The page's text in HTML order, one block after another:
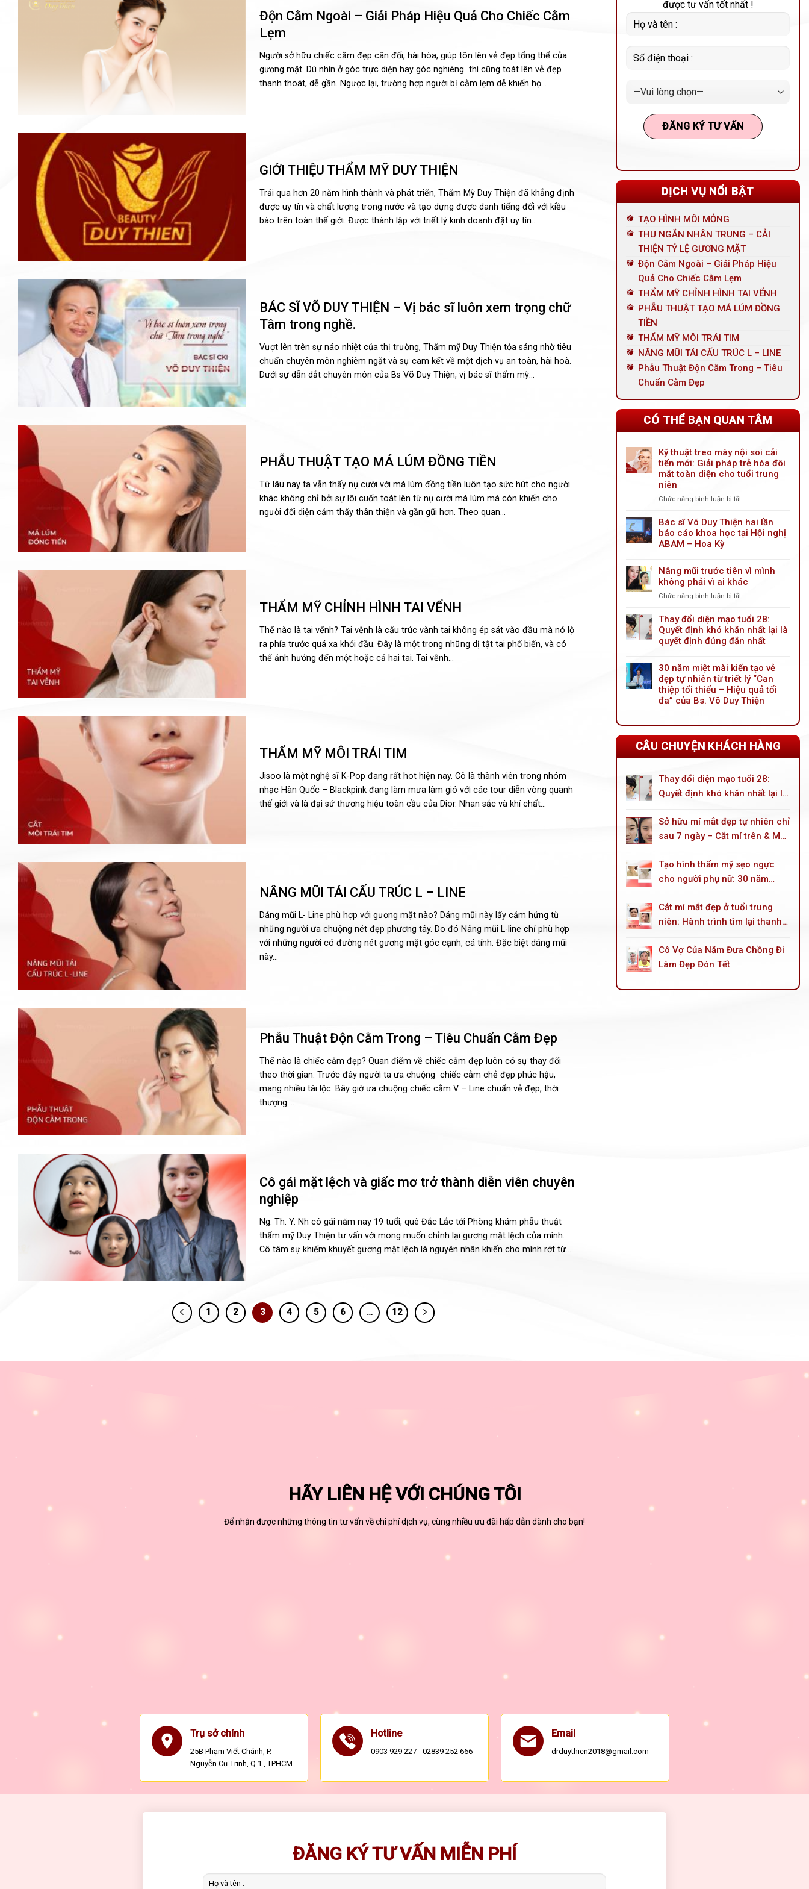
Độn Cằm Ngoài – Giải Pháp Hiệu Quả Cho Chiếc Cằm
Lẹm
Người sở hữu chiếc cằm đẹp cân đối, hài hòa, giúp tôn lên vẻ đẹp tổng thể của
gương mặt. Dù nhìn ở góc trực diện hay góc nghiêng thì cũng toát lên vẻ đẹp
thanh thoát, dễ gần. Ngược lại, trường hợp người bị cằm lẹm dễ khiến họ...
GIỚI THIỆU THẨM MỸ DUY THIỆN
Trải qua hơn 20 năm hình thành và phát triển, Thẩm Mỹ Duy Thiện đã khẳng định
được uy tín và chất lượng trong nước và tạo dựng được danh tiếng đối với kiều
bào trên toàn thế giới. Được thành lập với triết lý kinh doanh đặt uy tín...
BÁC SĨ VÕ DUY THIỆN – Vị bác sĩ luôn xem trọng chữ
Tâm trong nghề.
Vượt lên trên sự náo nhiệt của thị trường, Thẩm mỹ Duy Thiện tỏa sáng nhờ tiêu
chuẩn chuyên môn nghiêm ngặt và sự cam kết về một dịch vụ an toàn, hài hoà.
Dưới sự dẫn dắt chuyên môn của Bs Võ Duy Thiện, vị bác sĩ thẩm mỹ...
PHẪU THUẬT TẠO MÁ LÚM ĐỒNG TIỀN
Từ lâu nay ta vẫn thấy nụ cười với má lúm đồng tiền luôn tạo sức hút cho người
khác không chỉ bởi sự lôi cuốn toát lên từ nụ cười má lúm mà còn khiến cho
người đối diện cảm thấy thân thiện và gần gũi hơn. Theo quan...
THẨM MỸ CHỈNH HÌNH TAI VỂNH
Thế nào là tai vểnh? Tai vễnh là cấu trúc vành tai không ép sát vào đầu mà nó lộ
ra phía trước quá xa khỏi đầu. Đây là một trong những dị tật tai phổ biến, và có
thể ảnh hưởng đến một hoặc cả hai tai. Tai vễnh...
THẨM MỸ MÔI TRÁI TIM
Jisoo là một nghệ sĩ K-Pop đang rất hot hiện nay. Cô là thành viên trong nhóm
nhạc Hàn Quốc – Blackpink đang làm mưa làm gió với các tour diễn vòng quanh
thế giới và là đại sứ thương hiệu toàn cầu của Dior. Nhan sắc và khí chất...
NÂNG MŨI TÁI CẤU TRÚC L – LINE
Dáng mũi L- Line phù hợp với gương mặt nào? Dáng mũi này lấy cảm hứng từ
những người ưa chuộng nét đẹp phương tây. Do đó Nâng mũi L-line chỉ phù hợp
với những người có đường nét gương mặt góc cạnh, cá tính. Đặc biệt dáng mũi
này...
Phẫu Thuật Độn Cằm Trong – Tiêu Chuẩn Cằm Đẹp
Thế nào là chiếc cằm đẹp? Quan điểm về chiếc cằm đẹp luôn có sự thay đổi
theo thời gian. Trước đây người ta ưa chuộng chiếc cằm chẻ đẹp phúc hậu,
mang nhiều tài lộc. Bây giờ ưa chuộng chiếc cằm V – Line chuẩn vẻ đẹp, thời
thượng....
Cô gái mặt lệch và giấc mơ trở thành diễn viên chuyên
nghiệp
Ng. Th. Y. Nh cô gái năm nay 19 tuổi, quê Đắc Lắc tới Phòng khám phẫu thuật
thẩm mỹ Duy Thiện tư vấn với mong muốn chỉnh lại gương mặt lệch của mình.
Cô tâm sự khiếm khuyết gương mặt lệch là nguyên nhân khiến cho mình rớt từ...
1 2 3 4 5 6 … 12
được tư vấn tốt nhất !
DỊCH VỤ NỔI BẬT
TẠO HÌNH MÔI MỎNG
THU NGẮN NHÂN TRUNG – CẢI
THIỆN TỶ LỆ GƯƠNG MẶT
Độn Cằm Ngoài – Giải Pháp Hiệu
Quả Cho Chiếc Cằm Lẹm
THẨM MỸ CHỈNH HÌNH TAI VỂNH
PHẪU THUẬT TẠO MÁ LÚM ĐỒNG
TIỀN
THẨM MỸ MÔI TRÁI TIM
NÂNG MŨI TÁI CẤU TRÚC L – LINE
Phẫu Thuật Độn Cằm Trong – Tiêu
Chuẩn Cằm Đẹp
CÓ THỂ BẠN QUAN TÂM
Kỹ thuật treo mày nội soi cải
tiến mới: Giải pháp trẻ hóa đôi
mắt toàn diện cho tuổi trung
niên
Chức năng bình luận bị tắt
thuật
treo
mày
cải
tiến
trẻ
hóa
đôi
toàn
diện
cho
tuổi
trung
Bác sĩ Võ Duy Thiện hai lần
báo cáo khoa học tại Hội nghị
ABAM – Hoa Kỳ
Nâng mũi trước tiên vì mình
không phải vì ai khác
Chức năng bình luận bị tắt
mũi
trước
không
phải
vì
ai
Thay đổi diện mạo tuổi 28:
Quyết định khó khăn nhất lại là
quyết định đúng đắn nhất
30 năm miệt mài kiến tạo vẻ
đẹp tự nhiên từ triết lý “Can
thiệp tối thiểu – Hiệu quả tối
đa” của Bs. Võ Duy Thiện
CÂU CHUYỆN KHÁCH HÀNG
Thay đổi diện mạo tuổi 28:
Quyết định khó khăn nhất lại là
Sở hữu mí mắt đẹp tự nhiên chỉ
sau 7 ngày – Cắt mí trên & Mở
Tạo hình thẩm mỹ sẹo ngực
cho người phụ nữ: 30 năm
nạn bỏng dầu hoả
Cắt mí mắt đẹp ở tuổi trung
niên: Hành trình tìm lại thanh
Cô Vợ Của Năm Đưa Chồng Đi
Làm Đẹp Đón Tết
HÃY LIÊN HỆ VỚI CHÚNG TÔI
Để nhận được những thông tin tư vấn về chi phí dịch vụ, cùng nhiều ưu đãi hấp dẫn dành cho bạn!
Trụ sở chính
25B Phạm Viết Chánh, P.
Nguyễn Cư Trinh, Q.1 , TPHCM
Hotline
0903 929 227 - 02839 252 666
Email
drduythien2018@gmail.com
ĐĂNG KÝ TƯ VẤN MIỄN PHÍ